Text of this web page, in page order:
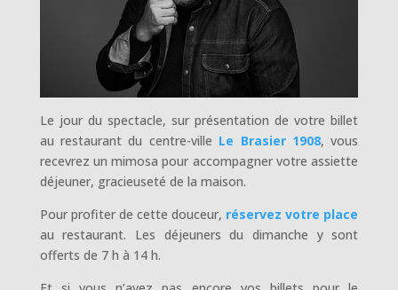
Le jour du spectacle, sur présentation de votre billet
au restaurant du centre-ville Le Brasier 1908, vous
recevrez un mimosa pour accompagner votre assiette
déjeuner, gracieuseté de la maison.
Pour profiter de cette douceur, réservez votre place
au restaurant. Les déjeuners du dimanche y sont
offerts de 7 h à 14 h.